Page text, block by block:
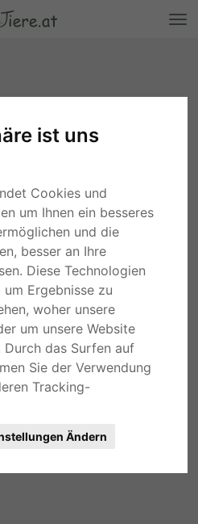
ist uns
Cookies und
um Ihnen ein besseres
und die
besser an Ihre
Diese Technologien
Ergebnisse zu
woher unsere
um unsere Website
das Surfen auf
Sie der Verwendung
Tracking-
Ändern